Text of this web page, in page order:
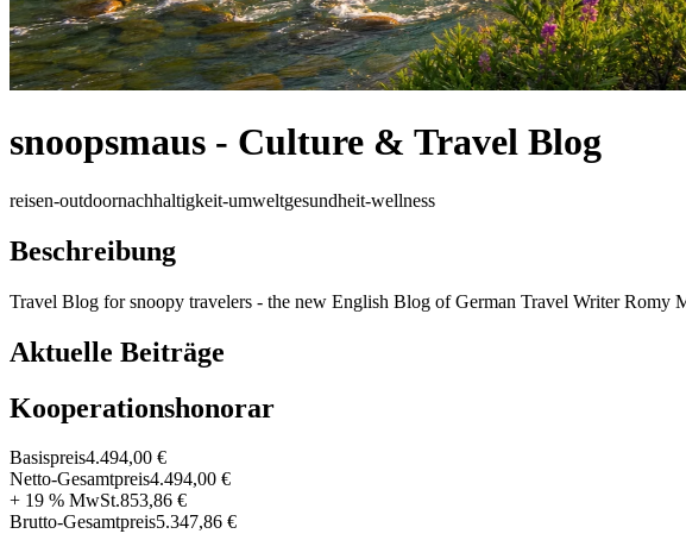
snoopsmaus - Culture & Travel Blog
reisen-outdoornachhaltigkeit-umweltgesundheit-wellness
Beschreibung
Travel Blog for snoopy travelers - the new English Blog of German Travel Writer Romy
Aktuelle Beiträge
Kooperationshonorar
Basispreis4.494,00 €
Netto-Gesamtpreis4.494,00 €
+ 19 % MwSt.853,86 €
Brutto-Gesamtpreis5.347,86 €